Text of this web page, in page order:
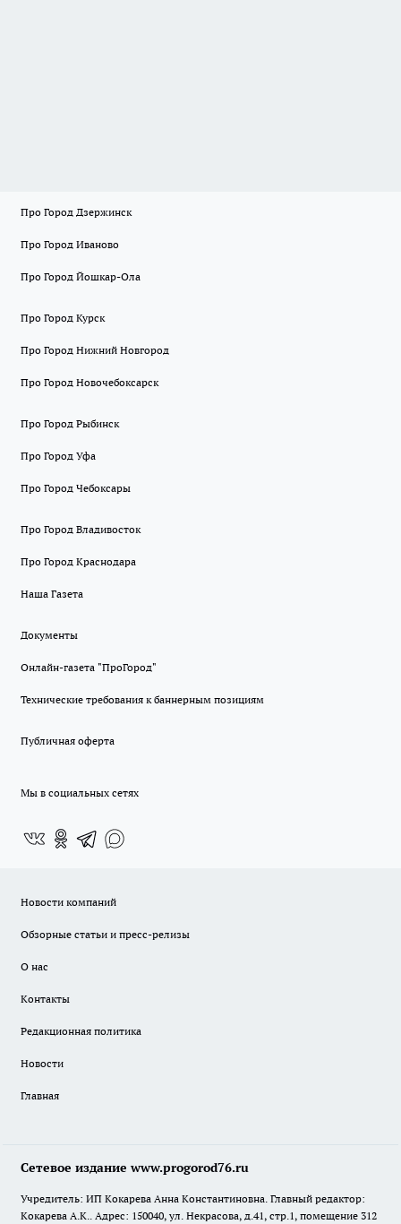
Про Город Дзержинск
Про Город Иваново
Про Город Йошкар-Ола
Про Город Курск
Про Город Нижний Новгород
Про Город Новочебоксарск
Про Город Рыбинск
Про Город Уфа
Про Город Чебоксары
Про Город Владивосток
Про Город Краснодара
Наша Газета
Документы
Онлайн-газета "ПроГород"
Технические требования к баннерным позициям
Публичная оферта
Мы в социальных сетях
Новости компаний
Обзорные статьи и пресс-релизы
О нас
Контакты
Редакционная политика
Новости
Главная
Сетевое издание www.progorod76.ru
Учредитель: ИП Кокарева Анна Константиновна. Главный редактор:
Кокарева А.К.. Адрес: 150040, ул. Некрасова, д.41, стр.1, помещение 312